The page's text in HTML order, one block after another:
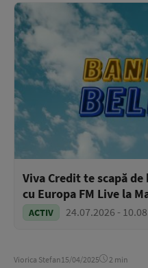
Viva Credit te scapă
cu Europa FM Live la
ACTIV 24.07.2026 -
Viorica Stefan15/04/2025 2 min